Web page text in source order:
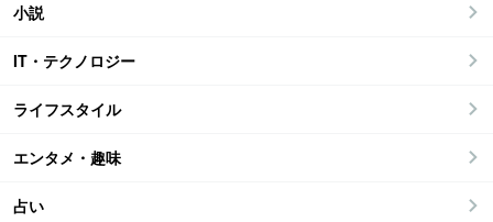
小説
IT・テクノロジー
ライフスタイル
エンタメ・趣味
占い